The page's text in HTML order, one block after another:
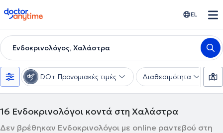
doctoranytime EL
Ενδοκρινολόγος, Χαλάστρα
DO+ Προνομιακές τιμές Διαθεσιμότητα
16 Ενδοκρινολόγοι κοντά στη Χαλάστρα
Δεν βρέθηκαν Ενδοκρινολόγοι με online ραντεβού στη